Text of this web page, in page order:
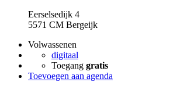
Eerselsedijk 4
5571 CM Bergeijk
Volwassenen
digitaal
Toegang gratis
Toevoegen aan agenda